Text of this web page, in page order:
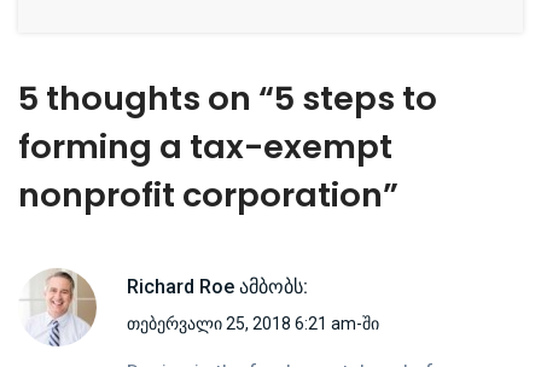
5 thoughts on “5 steps to
forming a tax-exempt
nonprofit corporation”
Richard Roe ამბობს:
თებერვალი 25, 2018 6:21 am-ში